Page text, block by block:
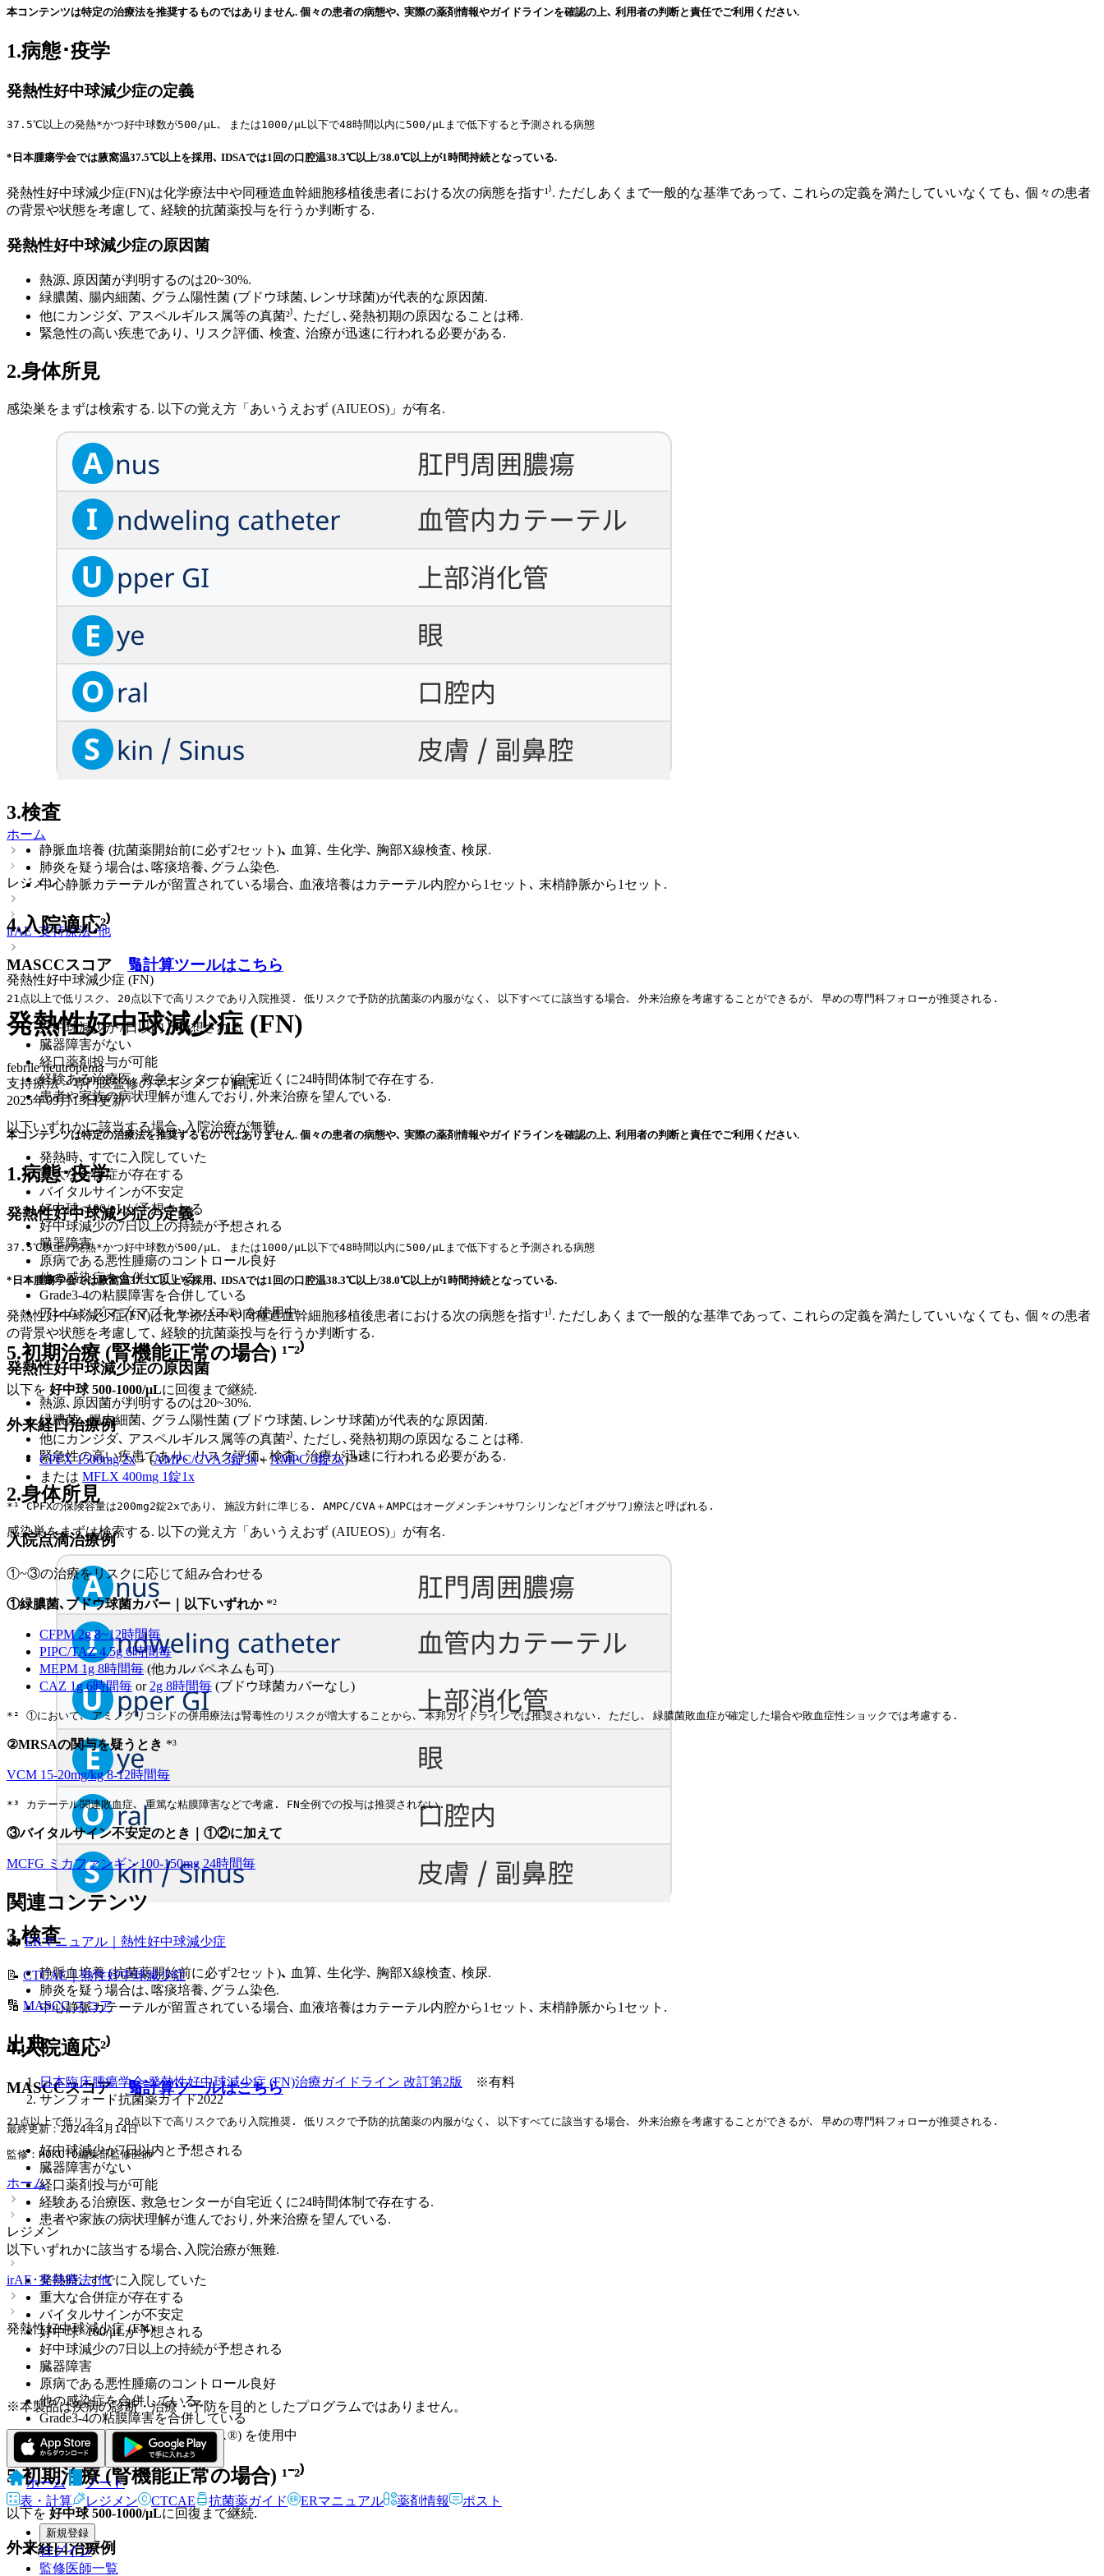
本コンテンツは特定の治療法を推奨するものではありません. 個々の患者の病態や､ 実際の薬剤情報やガイドラインを確認の上､ 利用者の判断と責任でご利用ください.
1.病態･疫学
発熱性好中球減少症の定義
37.5℃以上の発熱*かつ好中球数が500/μL､ または1000/μL以下で48時間以内に500/μLまで低下すると予測される病態
*日本腫瘍学会では腋窩温37.5℃以上を採用､ IDSAでは1回の口腔温38.3℃以上/38.0℃以上が1時間持続となっている.
発熱性好中球減少症(FN)は化学療法中や同種造血幹細胞移植後患者における次の病態を指す¹⁾. ただしあくまで一般的な基準であって､ これらの定義を満たしていいなくても､ 個々の患者
の背景や状態を考慮して､ 経験的抗菌薬投与を行うか判断する.
発熱性好中球減少症の原因菌
熱源､原因菌が判明するのは20~30%.
緑膿菌､ 腸内細菌､ グラム陽性菌 (ブドウ球菌､レンサ球菌)が代表的な原因菌.
他にカンジダ､ アスペルギルス属等の真菌²⁾､ ただし､発熱初期の原因なることは稀.
緊急性の高い疾患であり､ リスク評価､ 検査､ 治療が迅速に行われる必要がある.
2.身体所見
感染巣をまずは検索する. 以下の覚え方「あいうえおず (AIUEOS)」が有名.
3.検査
静脈血培養 (抗菌薬開始前に必ず2セット)､ 血算､ 生化学､ 胸部X線検査､ 検尿.
肺炎を疑う場合は､喀痰培養､グラム染色.
中心静脈カテーテルが留置されている場合､ 血液培養はカテーテル内腔から1セット､ 末梢静脈から1セット.
4.入院適応²⁾
MASCCスコア 🔢計算ツールはこちら
21点以上で低リスク､ 20点以下で高リスクであり入院推奨. 低リスクで予防的抗菌薬の内服がなく､ 以下すべてに該当する場合､ 外来治療を考慮することができるが､ 早めの専門科フォローが推奨される.
好中球減少が7日以内と予想される
臓器障害がない
経口薬剤投与が可能
経験ある治療医､ 救急センターが自宅近くに24時間体制で存在する.
患者や家族の病状理解が進んでおり, 外来治療を望んでいる.
以下いずれかに該当する場合､入院治療が無難.
発熱時､ すでに入院していた
重大な合併症が存在する
バイタルサインが不安定
好中球<100/μLが予想される
好中球減少の7日以上の持続が予想される
臓器障害
原病である悪性腫瘍のコントロール良好
他の感染症を合併している
Grade3-4の粘膜障害を合併している
アレムツズマブ(マブキャンパス®) を使用中
5.初期治療 (腎機能正常の場合) ¹⁻²⁾
以下を 好中球 500-1000/μLに回復まで継続.
外来経口治療例
CPFX 1500mg 2x+ (AMPC/CVA 3錠3x＋AMPC 3錠3x) *¹
または MFLX 400mg 1錠1x
*¹ CPFXの保険容量は200mg2錠2xであり､ 施設方針に準じる. AMPC/CVA＋AMPCはオーグメンチン+サワシリンなど｢オグサワ｣療法と呼ばれる.
入院点滴治療例
①~③の治療をリスクに応じて組み合わせる
①緑膿菌､ブドウ球菌カバー｜以下いずれか *²
CFPM 2g 8~12時間毎
PIPC/TAZ 4.5g 6時間毎
MEPM 1g 8時間毎 (他カルバペネムも可)
CAZ 1g 6時間毎 or 2g 8時間毎 (ブドウ球菌カバーなし)
*² ①において､ アミノグリコシドの併用療法は腎毒性のリスクが増大することから､ 本邦ガイドラインでは推奨されない. ただし､ 緑膿菌敗血症が確定した場合や敗血症性ショックでは考慮する.
②MRSAの関与を疑うとき *³
VCM 15-20mg/kg 8-12時間毎
*³ カテーテル関連敗血症､ 重篤な粘膜障害などで考慮. FN全例での投与は推奨されない.
③バイタルサイン不安定のとき｜①②に加えて
MCFG ミカファンギン100-150mg 24時間毎
関連コンテンツ
🚑ERマニュアル｜熱性好中球減少症
📝 CTCAE｜熱性好中球減少症
🔢 MASCC スコア
出典
日本臨床腫瘍学会 発熱性好中球減少症 (FN)治療ガイドライン 改訂第2版
※有料
サンフォード抗菌薬ガイド2022
最終更新：2024年4月14日
監修：HOKUTO編集部監修医師
ホーム
レジメン
irAE･支持療法･他
発熱性好中球減少症 (FN)
※本製品は疾病の診断・治療・予防を目的としたプログラムではありません。
ホーム
ノート
表・計算
レジメン CTCAE 抗菌薬ガイド ERマニュアル 薬剤情報 ポスト
新規登録
ログイン
監修医師一覧
ホーム
レジメン
irAE･支持療法･他
発熱性好中球減少症 (FN)
発熱性好中球減少症 (FN)
febrile neutropenia
支持療法 > 専門医監修のマネジメント解説
2025年09月13日更新
本コンテンツは特定の治療法を推奨するものではありません. 個々の患者の病態や､ 実際の薬剤情報やガイドラインを確認の上､ 利用者の判断と責任でご利用ください.
1.病態･疫学
発熱性好中球減少症の定義
37.5℃以上の発熱*かつ好中球数が500/μL､ または1000/μL以下で48時間以内に500/μLまで低下すると予測される病態
*日本腫瘍学会では腋窩温37.5℃以上を採用､ IDSAでは1回の口腔温38.3℃以上/38.0℃以上が1時間持続となっている.
発熱性好中球減少症(FN)は化学療法中や同種造血幹細胞移植後患者における次の病態を指す¹⁾. ただしあくまで一般的な基準であって､ これらの定義を満たしていいなくても､ 個々の患者
の背景や状態を考慮して､ 経験的抗菌薬投与を行うか判断する.
発熱性好中球減少症の原因菌
熱源､原因菌が判明するのは20~30%.
緑膿菌､ 腸内細菌､ グラム陽性菌 (ブドウ球菌､レンサ球菌)が代表的な原因菌.
他にカンジダ､ アスペルギルス属等の真菌²⁾､ ただし､発熱初期の原因なることは稀.
緊急性の高い疾患であり､ リスク評価､ 検査､ 治療が迅速に行われる必要がある.
2.身体所見
感染巣をまずは検索する. 以下の覚え方「あいうえおず (AIUEOS)」が有名.
3.検査
静脈血培養 (抗菌薬開始前に必ず2セット)､ 血算､ 生化学､ 胸部X線検査､ 検尿.
肺炎を疑う場合は､喀痰培養､グラム染色.
中心静脈カテーテルが留置されている場合､ 血液培養はカテーテル内腔から1セット､ 末梢静脈から1セット.
4.入院適応²⁾
MASCCスコア🔢計算ツールはこちら
21点以上で低リスク､ 20点以下で高リスクであり入院推奨. 低リスクで予防的抗菌薬の内服がなく､ 以下すべてに該当する場合､ 外来治療を考慮することができるが､ 早めの専門科フォローが推奨される.
好中球減少が7日以内と予想される
臓器障害がない
経口薬剤投与が可能
経験ある治療医､ 救急センターが自宅近くに24時間体制で存在する.
患者や家族の病状理解が進んでおり, 外来治療を望んでいる.
以下いずれかに該当する場合､入院治療が無難.
発熱時､ すでに入院していた
重大な合併症が存在する
バイタルサインが不安定
好中球<100/μLが予想される
好中球減少の7日以上の持続が予想される
臓器障害
原病である悪性腫瘍のコントロール良好
他の感染症を合併している
Grade3-4の粘膜障害を合併している
アレムツズマブ(マブキャンパス®) を使用中
5.初期治療 (腎機能正常の場合) ¹⁻²⁾
以下を 好中球 500-1000/μLに回復まで継続.
外来経口治療例